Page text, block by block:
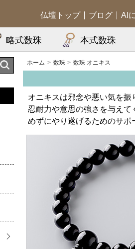
仏壇トップ ブログ AI
略式数珠 本式数珠
ホーム 数珠 数珠 オニキス
オニキスは邪念や悪い気を
忍耐力や意思の強さを与え
めずにやり遂げるためのサポ